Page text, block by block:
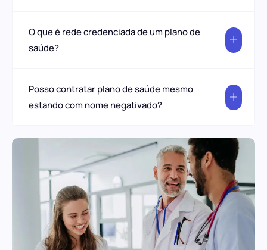
O que é rede credenciada de um plano de
saúde?
Posso contratar plano de saúde mesmo
estando com nome negativado?